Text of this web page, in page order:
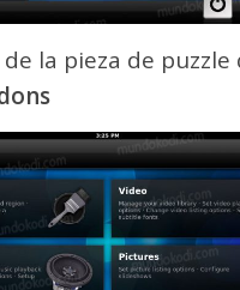
la pieza de puzzle